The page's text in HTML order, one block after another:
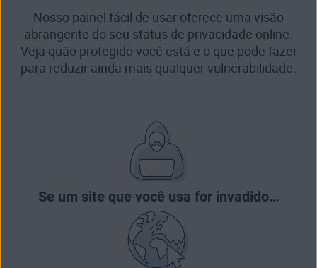
Nosso painel fácil de usar oferece uma visão
abrangente do seu status de privacidade online.
Veja quão protegido você está e o que pode fazer
para reduzir ainda mais qualquer vulnerabilidade.
Se um site que você usa for invadido…